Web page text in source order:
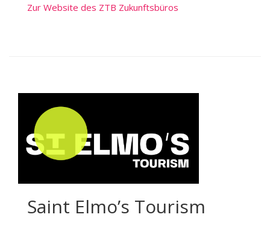
Zur Website des ZTB Zukunftsbüros
Saint Elmo’s Tourism